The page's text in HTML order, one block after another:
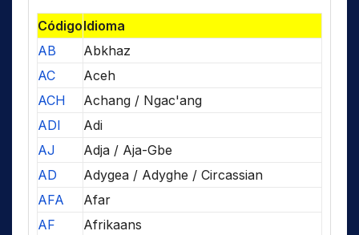
CódigoIdioma
AB
Abkhaz
AC
Aceh
ACH
Achang / Ngac'ang
ADI
Adi
AJ
Adja / Aja-Gbe
AD
Adygea / Adyghe / Circassian
AFA
Afar
AF
Afrikaans